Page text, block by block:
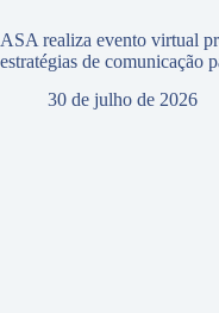
ASA realiza evento virtual
estratégias de comunicação
30 de julho de 2026